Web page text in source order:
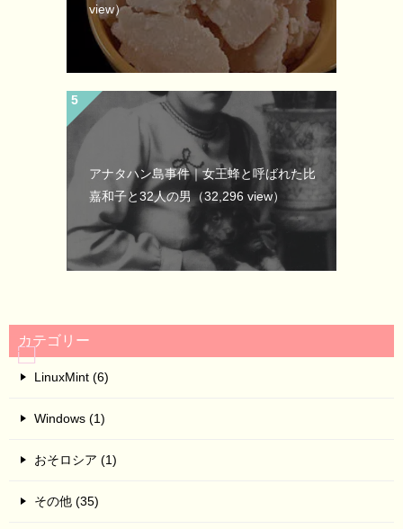
view）
アナタハン島事件｜女王蜂と呼ばれた比
嘉和子と32人の男（32,296 view）
カテゴリー
LinuxMint (6)
Windows (1)
おそロシア (1)
その他 (35)